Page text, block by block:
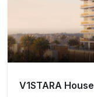
V1STARA House